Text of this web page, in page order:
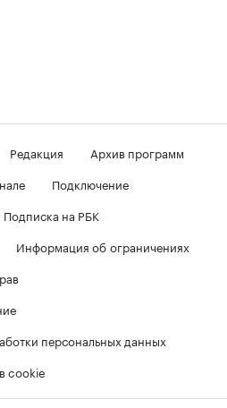
Редакция
Архив программ
Подключение
Подписка на РБК
Информация об ограничениях
персональных данных
cookie